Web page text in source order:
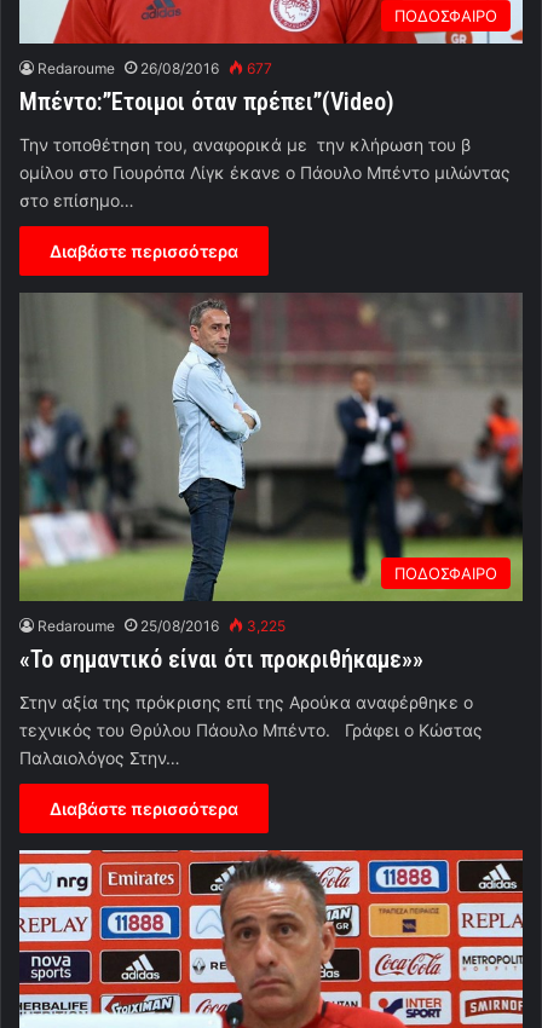
ΠΟΔΟΣΦΑΙΡΟ
Redaroume 26/08/2016 677
Mπέντο:”Ετοιμοι όταν πρέπει”(Video)
Την τοποθέτηση του, αναφορικά με την κλήρωση του β
ομίλου στο Γιουρόπα Λίγκ έκανε ο Πάουλο Μπέντο μιλώντας
στο επίσημο…
Διαβάστε περισσότερα
ΠΟΔΟΣΦΑΙΡΟ
Redaroume 25/08/2016 3,225
«Το σημαντικό είναι ότι προκριθήκαμε»»
Στην αξία της πρόκρισης επί της Αρούκα αναφέρθηκε ο
τεχνικός του Θρύλου Πάουλο Μπέντο. Γράφει ο Κώστας
Παλαιολόγος Στην…
Διαβάστε περισσότερα